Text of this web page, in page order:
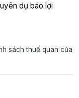
dự báo lợi
sách thuế quan của